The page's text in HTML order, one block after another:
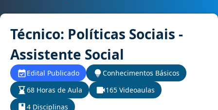
Técnico: Políticas Sociais -
Assistente Social
Edital Publicado
Conhecimentos Básicos
68 Horas de Aula
165 Videoaulas
4 Disciplinas